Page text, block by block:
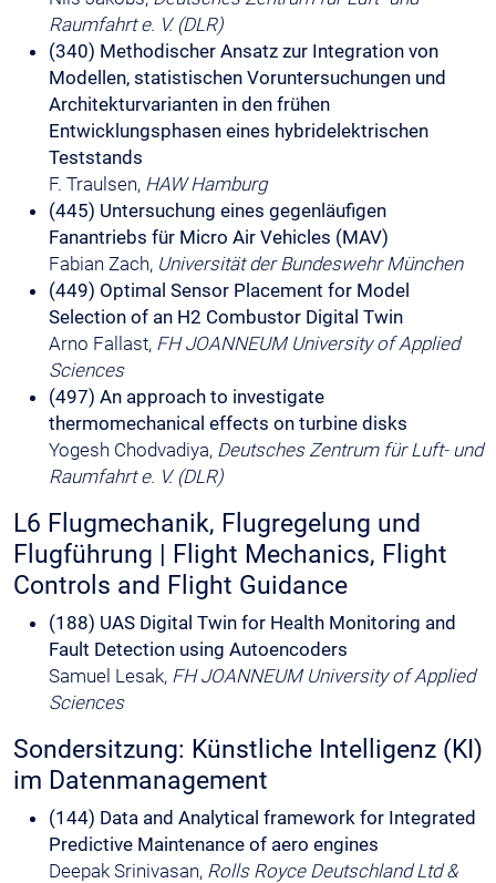
Raumfahrt e. V. (DLR)
(340) Methodischer Ansatz zur Integration von
Modellen, statistischen Voruntersuchungen und
Architekturvarianten in den frühen
Entwicklungsphasen eines hybridelektrischen
Teststands
F. Traulsen, HAW Hamburg
(445) Untersuchung eines gegenläufigen
Fanantriebs für Micro Air Vehicles (MAV)
Fabian Zach, Universität der Bundeswehr München
(449) Optimal Sensor Placement for Model
Selection of an H2 Combustor Digital Twin
Arno Fallast, FH JOANNEUM University of Applied
Sciences
(497) An approach to investigate
thermomechanical effects on turbine disks
Yogesh Chodvadiya, Deutsches Zentrum für Luft- und
Raumfahrt e. V. (DLR)
L6 Flugmechanik, Flugregelung und
Flugführung | Flight Mechanics, Flight
Controls and Flight Guidance
(188) UAS Digital Twin for Health Monitoring and
Fault Detection using Autoencoders
Samuel Lesak, FH JOANNEUM University of Applied
Sciences
Sondersitzung: Künstliche Intelligenz (KI)
im Datenmanagement
(144) Data and Analytical framework for Integrated
Predictive Maintenance of aero engines
Deepak Srinivasan, Rolls Royce Deutschland Ltd &